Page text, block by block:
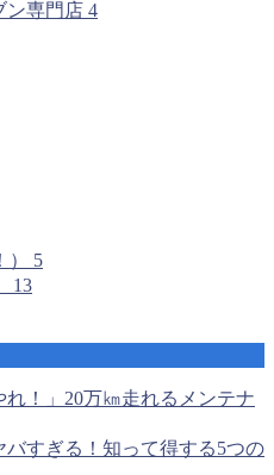
ン専門店 4
） 5
13
れ！」20万㎞走れるメンテナ
すぎる！知って得する5つの